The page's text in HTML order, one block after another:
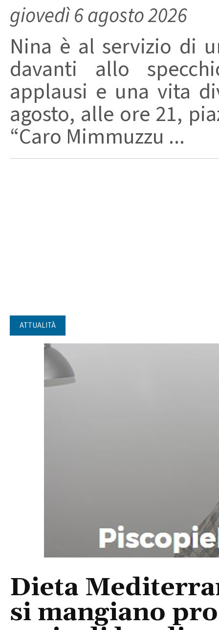
giovedì 6 agosto 2026
Nina è al servizio di
davanti allo
applausi e una vita
agosto, alle ore 21,
“Caro Mimmuzzu ...
ATTUALITÀ
Dieta
si mangiano